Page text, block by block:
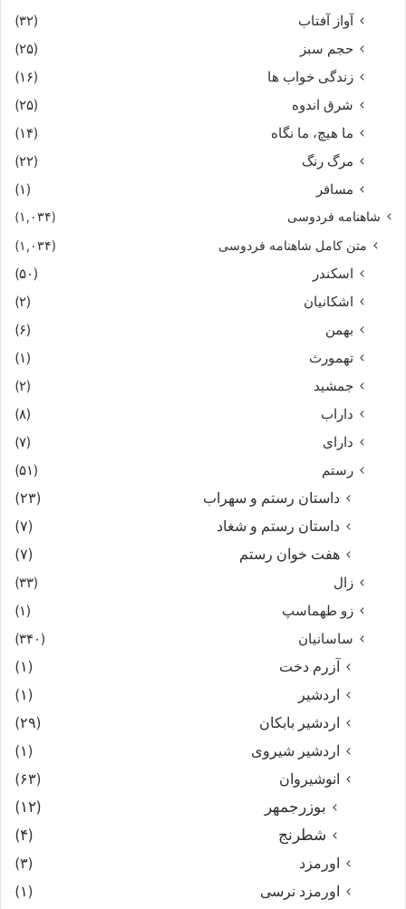
آواز آفتاب
(۳۲)
حجم سبز
(۲۵)
زندگی خواب ها
(۱۶)
شرق اندوه
(۲۵)
ما هیچ، ما نگاه
(۱۴)
مرگ رنگ
(۲۲)
مسافر
(۱)
شاهنامه فردوسی (۱,۰۳۴)
متن کامل شاهنامه فردوسی (۱,۰۳۴)
اسکندر
(۵۰)
اشکانیان
(۲)
بهمن
(۶)
تهمورث
(۱)
جمشید
(۲)
داراب
(۸)
دارای
(۷)
رستم
(۵۱)
داستان رستم و سهراب
(۲۳)
داستان رستم و شغاد
(۷)
هفت خوان رستم‏
(۷)
زال
(۳۳)
زو طهماسپ‏
(۱)
ساسانیان
(۳۴۰)
آزرم دخت
(۱)
اردشیر
(۱)
اردشیر بابکان
(۲۹)
اردشیر شیروی
(۱)
انوشیروان
(۶۳)
بوزرجمهر
(۱۲)
شطرنج
(۴)
اورمزد
(۳)
اورمزد نرسى‏
(۱)